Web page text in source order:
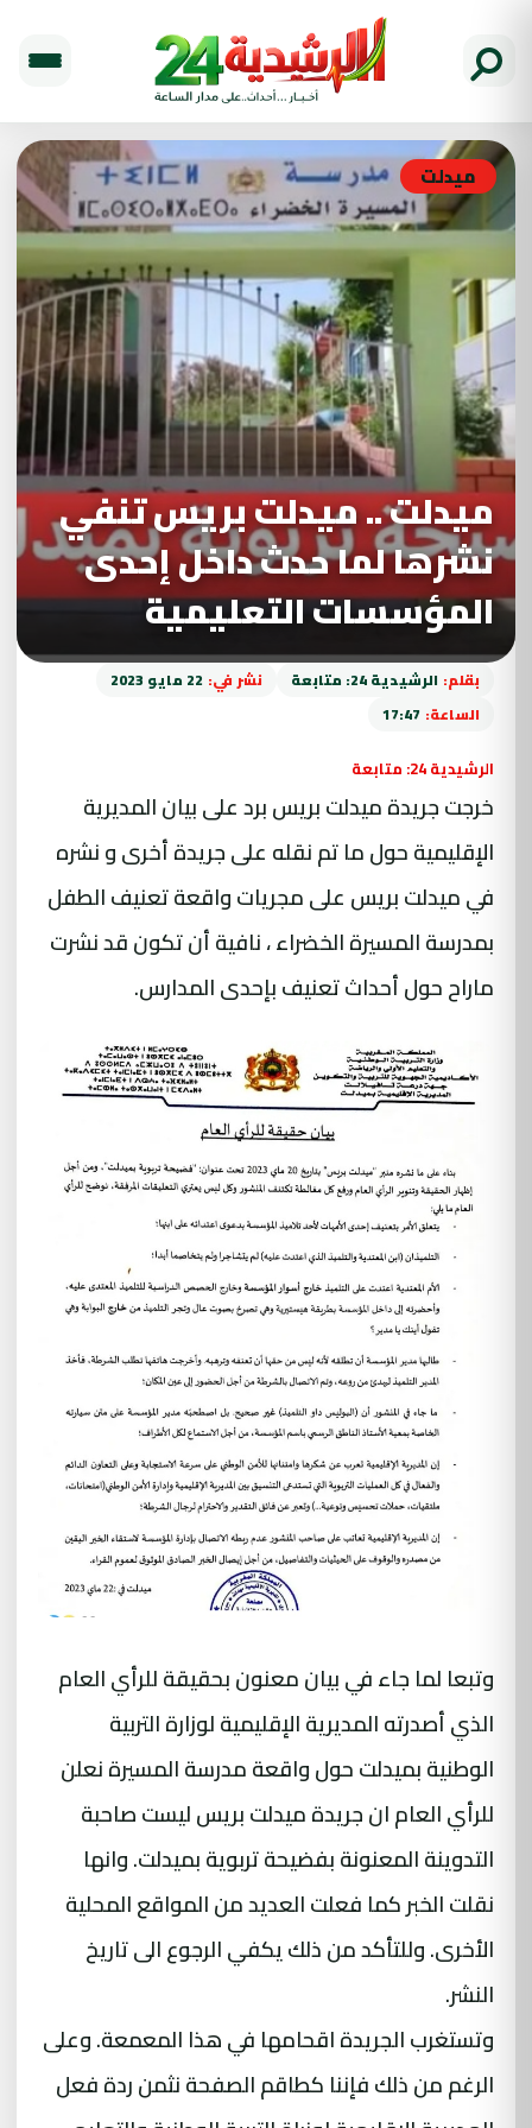
ميدلت
ميدلت .. ميدلت بريس تنفي
نشرها لما حدث داخل إحدى
المؤسسات التعليمية
بقلم: الرشيدية 24: متابعة نشر في: 22 مايو 2023
الساعة: 17:47
الرشيدية 24: متابعة
خرجت جريدة ميدلت بريس برد على بيان المديرية
الإقليمية حول ما تم نقله على جريدة أخرى و نشره
في ميدلت بريس على مجريات واقعة تعنيف الطفل
بمدرسة المسيرة الخضراء ، نافية أن تكون قد نشرت
ماراح حول أحداث تعنيف بإحدى المدارس.
وتبعا لما جاء في بيان معنون بحقيقة للرأي العام
الذي أصدرته المديرية الإقليمية لوزارة التربية
الوطنية بميدلت حول واقعة مدرسة المسيرة نعلن
للرأي العام ان جريدة ميدلت بريس ليست صاحبة
التدوينة المعنونة بفضيحة تربوية بميدلت. وانها
نقلت الخبر كما فعلت العديد من المواقع المحلية
الأخرى. وللتأكد من ذلك يكفي الرجوع الى تاريخ
النشر.
وتستغرب الجريدة اقحامها في هذا المعمعة. وعلى
الرغم من ذلك فإننا كطاقم الصفحة نثمن ردة فعل